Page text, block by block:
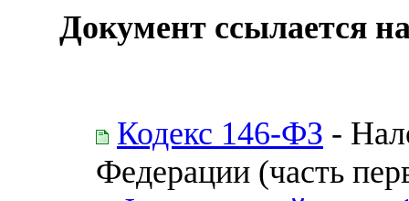
Документ ссылается
Кодекс 146-ФЗ -
Федерации (часть